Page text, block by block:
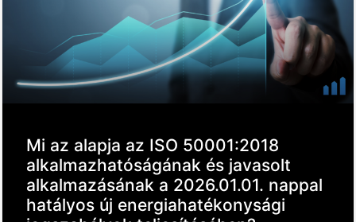
Mi az alapja az ISO 50001:2018
alkalmazhatóságának és javasolt
alkalmazásának a 2026.01.01. nappal
hatályos új energiahatékonysági